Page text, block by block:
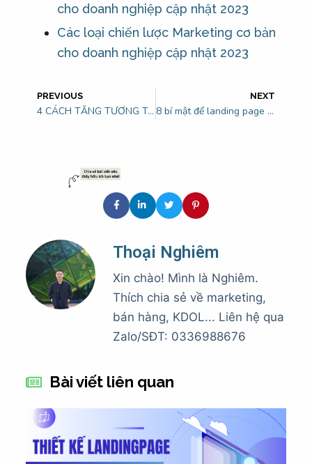
cho doanh nghiệp cập nhật 2023
Các loại chiến lược Marketing cơ bản
cho doanh nghiệp cập nhật 2023
PREVIOUS
4 CÁCH TĂNG TƯƠNG TÁC CHO FANPAGE SIÊU ĐƠN GIẢN
NEXT
8 bí mật để landing page chuyển đổi cao
Thoại Nghiêm
Xin chào! Mình là Nghiêm.
Thích chia sẻ về marketing,
bán hàng, KDOL... Liên hệ qua
Zalo/SĐT: 0336988676
Bài viết liên quan